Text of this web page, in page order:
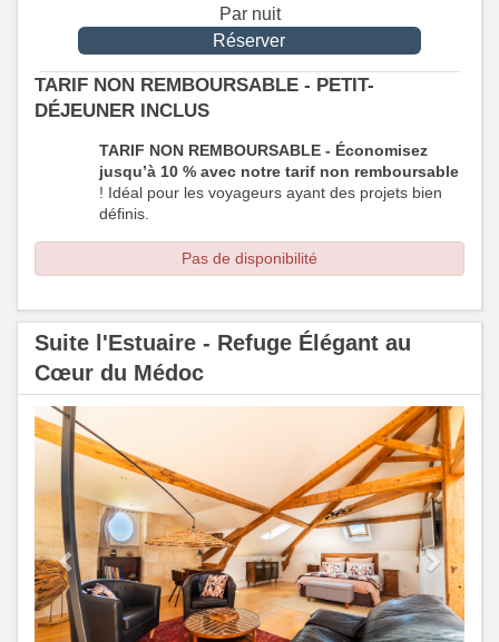
Par nuit
TARIF NON REMBOURSABLE - PETIT-
DÉJEUNER INCLUS
TARIF NON REMBOURSABLE - Économisez
jusqu’à 10 % avec notre tarif non remboursable
! Idéal pour les voyageurs ayant des projets bien
définis.
Pas de disponibilité
Suite l'Estuaire - Refuge Élégant au
Cœur du Médoc
Previous
Next